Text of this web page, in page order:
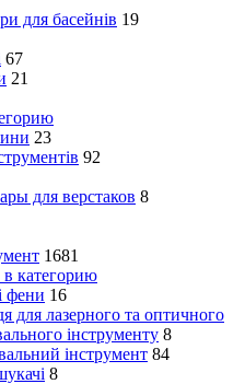
для басейнів 19
67
21
23
92
для верстаков 8
1681
в категорию
фени 16
для лазерного та оптичного
інструменту 8
інструмент 84
8